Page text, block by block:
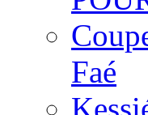
Faé